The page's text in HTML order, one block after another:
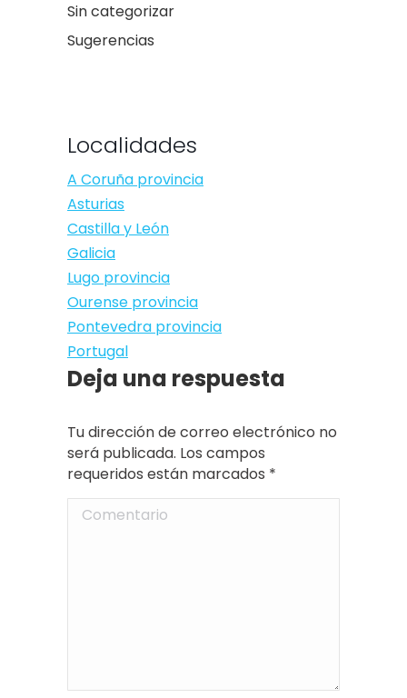
Sin categorizar
Sugerencias
Localidades
A Coruña provincia
Asturias
Castilla y León
Galicia
Lugo provincia
Ourense provincia
Pontevedra provincia
Portugal
Deja una respuesta
Tu dirección de correo electrónico no
será publicada. Los campos
requeridos están marcados *
Comentario